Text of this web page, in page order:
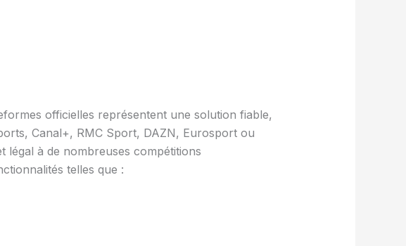
officielles représentent une solution fiable,
Canal+, RMC Sport, DAZN, Eurosport ou
légal à de nombreuses compétitions
telles que :